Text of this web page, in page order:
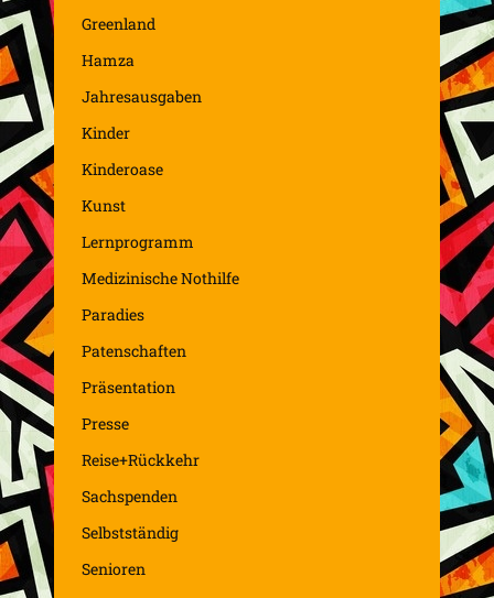
Greenland
Hamza
Jahresausgaben
Kinder
Kinderoase
Kunst
Lernprogramm
Medizinische Nothilfe
Paradies
Patenschaften
Präsentation
Presse
Reise+Rückkehr
Sachspenden
Selbstständig
Senioren